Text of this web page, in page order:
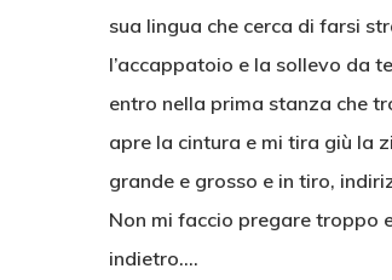
sua lingua che cerca di farsi
l’accappatoio e la sollevo da
entro nella prima stanza che
apre la cintura e mi tira giù la
grande e grosso e in tiro,
Non mi faccio pregare troppo
indietro….